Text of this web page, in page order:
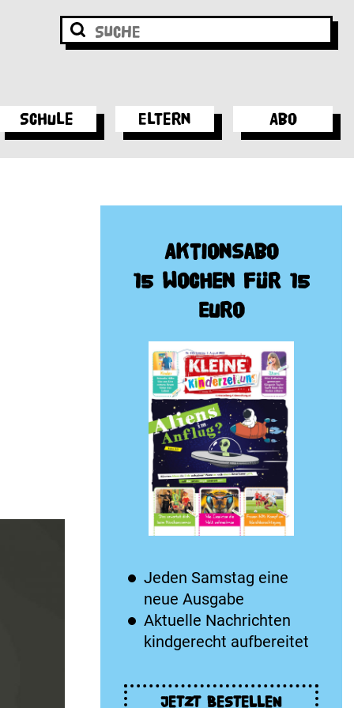
Schule Eltern Abo
Aktionsabo
15 Wochen für 15
Euro
Jeden Samstag eine
neue Ausgabe
Aktuelle Nachrichten
kindgerecht aufbereitet
JETZT BESTELLEN